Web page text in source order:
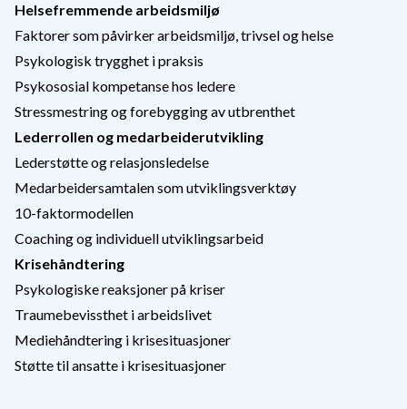
Helsefremmende arbeidsmiljø
Faktorer som påvirker arbeidsmiljø, trivsel og helse
Psykologisk trygghet i praksis
Psykososial kompetanse hos ledere
Stressmestring og forebygging av utbrenthet
Lederrollen og medarbeiderutvikling
Lederstøtte og relasjonsledelse
Medarbeidersamtalen som utviklingsverktøy
10-faktormodellen
Coaching og individuell utviklingsarbeid
Krisehåndtering
Psykologiske reaksjoner på kriser
Traumebevissthet i arbeidslivet
Mediehåndtering i krisesituasjoner
Støtte til ansatte i krisesituasjoner